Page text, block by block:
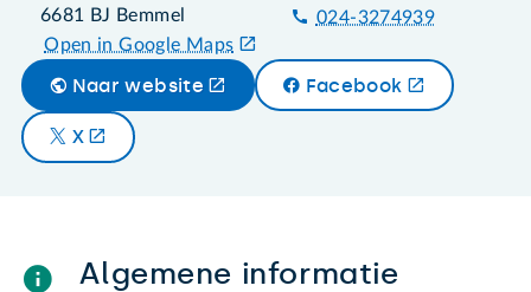
6681 BJ Bemmel
Open in Google Maps
024-3274939
Naar website Facebook
X
Algemene informatie